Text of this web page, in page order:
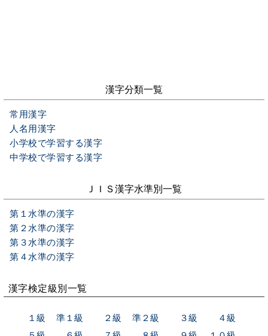
漢字分類一覧
常用漢字
人名用漢字
小学校で学習する漢字
中学校で学習する漢字
ＪＩＳ漢字水準別一覧
第１水準の漢字
第２水準の漢字
第３水準の漢字
第４水準の漢字
漢字検定級別一覧
１級 準１級 ２級 準２級 ３級
４級